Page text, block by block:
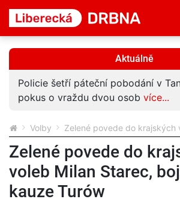
Aktuálně
Policie šetří páteční pobodání v
pokus o vraždu dvou osob více...
Volby Zelené povede do krajských
Zelené povede do
voleb Milan Starec,
kauze Turów